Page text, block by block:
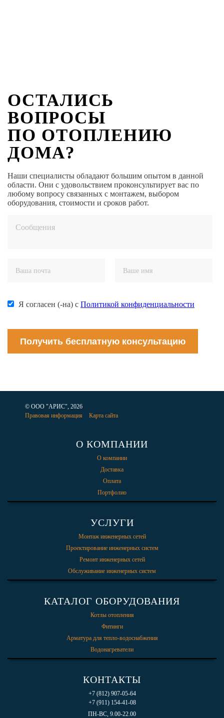
ОСТАЛИСЬ
ВОПРОСЫ
ПО ОТОПЛЕНИЮ
ДОМА?
Наши специалисты обладают большим опытом в данной
области. Они с удовольствием проконсультирует вас по
любому вопросу связанных с монтажем, выбором
оборудования, стоимости и сроков работ.
Я согласен (-на) с Политикой конфиденциальности
Получить бесплатную консультацию
© ООО "АРИС", 2026
Правовая информация
Карта сайта
О КОМПАНИИ
О компании
Доставка
Оплата
Портфолио
УСЛУГИ
Монтаж инженерных сетей
Проектирование инженерных систем
Ремонт инженерных сетей
Обслуживание инженерных систем
КАТАЛОГ ОБОРУДОВАНИЯ
Котлы отопления
Фитинги
Арматура для тепло-водоснабжения
Водонагреватели
КОНТАКТЫ
+7 (812) 907-05-64
+7 (911) 154-41-08
ПН-ВС, 9.00-22.00